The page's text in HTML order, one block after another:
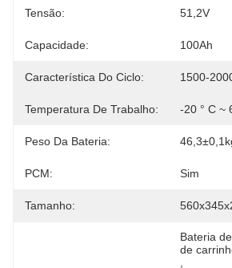
Tensão: 51,2V
Capacidade: 100Ah
Característica Do Ciclo: 1500-
Temperatura De Trabalho: -20 ° C ~
Peso Da Bateria:
PCM: Sim
Tamanho:
Bateria
de